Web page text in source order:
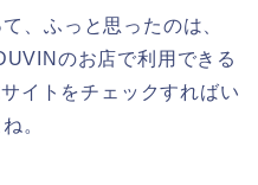
、ふっと思ったのは、
のお店で利用できる
イトをチェックすればい
。